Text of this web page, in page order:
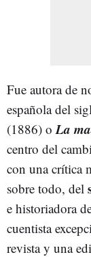
Fue autora de
española del
(1886) o La
centro del
con una crítica
sobre todo, del
e historiadora
cuentista
revista y una